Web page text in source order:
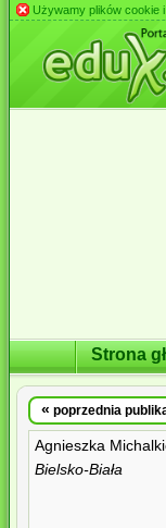
Używamy plików cookie
Strona
« poprzednia
Agnieszka
Bielsko-Biała